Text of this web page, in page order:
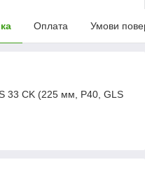
Оплата Умови
33 CK (225 мм, Р40, GLS